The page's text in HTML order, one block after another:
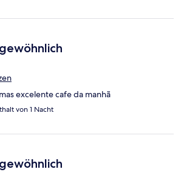
excelente cafe da manhã
von 1 Nacht